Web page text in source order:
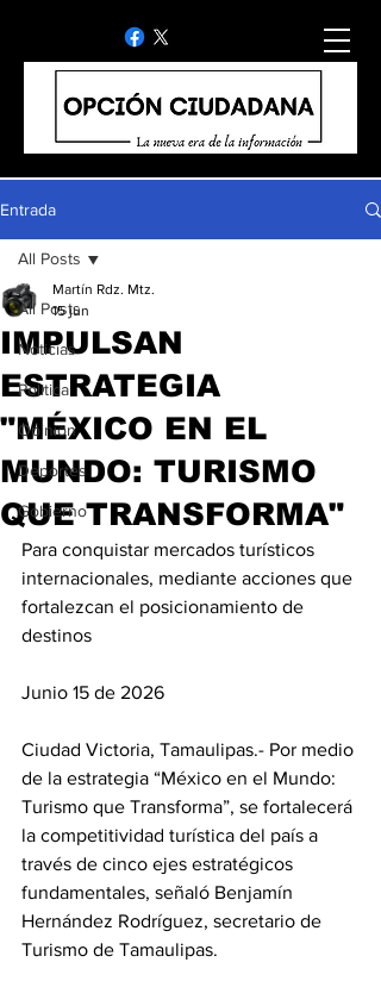
Entrada
All Posts
Noticias
Politica
Opinion
Deportes
Gobierno
All Posts
IMPULSAN
ESTRATEGIA
"MÉXICO EN EL
MUNDO: TURISMO
QUE TRANSFORMA"
Martín Rdz. Mtz.
15 jun
Para conquistar mercados turísticos
internacionales, mediante acciones que
fortalezcan el posicionamiento de
destinos
Junio 15 de 2026
Ciudad Victoria, Tamaulipas.- Por medio
de la estrategia “México en el Mundo:
Turismo que Transforma”, se fortalecerá
la competitividad turística del país a
través de cinco ejes estratégicos
fundamentales, señaló Benjamín
Hernández Rodríguez, secretario de
Turismo de Tamaulipas.